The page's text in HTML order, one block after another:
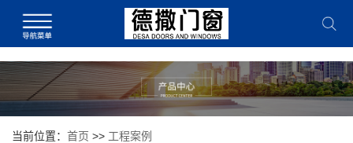
当前位置： 首页 >> 工程案例